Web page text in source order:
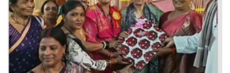
BIHAR NEWS :मंत्री नीतीश मिश्रा ने कहा- ‘हर घर तिरंगा’ केवल एक अभियान
नहीं, बल्कि राष्...